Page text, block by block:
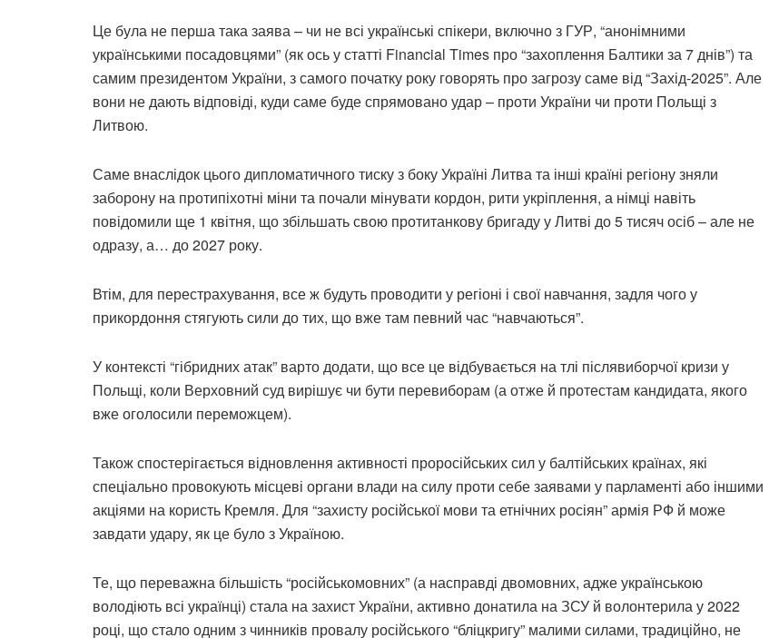
Це була не перша така заява – чи не всі українські спікери, включно з ГУР, “анонімними
українськими посадовцями” (як ось у статті Financial Times про “захоплення Балтики за 7 днів”) та
самим президентом України, з самого початку року говорять про загрозу саме від “Захід-2025”. Але
вони не дають відповіді, куди саме буде спрямовано удар – проти України чи проти Польщі з
Литвою.
Саме внаслідок цього дипломатичного тиску з боку Україні Литва та інші країні регіону зняли
заборону на протипіхотні міни та почали мінувати кордон, рити укріплення, а німці навіть
повідомили ще 1 квітня, що збільшать свою протитанкову бригаду у Литві до 5 тисяч осіб – але не
одразу, а… до 2027 року.
Втім, для перестрахування, все ж будуть проводити у регіоні і свої навчання, задля чого у
прикордоння стягують сили до тих, що вже там певний час “навчаються”.
У контексті “гібридних атак” варто додати, що все це відбувається на тлі післявиборчої кризи у
Польщі, коли Верховний суд вирішує чи бути перевиборам (а отже й протестам кандидата, якого
вже оголосили переможцем).
Також спостерігається відновлення активності проросійських сил у балтійських країнах, які
спеціально провокують місцеві органи влади на силу проти себе заявами у парламенті або іншими
акціями на користь Кремля. Для “захисту російської мови та етнічних росіян” армія РФ й може
завдати удару, як це було з Україною.
Те, що переважна більшість “російськомовних” (а насправді двомовних, адже українською
володіють всі українці) стала на захист України, активно донатила на ЗСУ й волонтерила у 2022
році, що стало одним з чинників провалу російського “бліцкригу” малими силами, традиційно, не